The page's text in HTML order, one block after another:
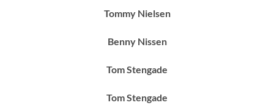
Tommy Nielsen
Benny Nissen
Tom Stengade
Tom Stengade